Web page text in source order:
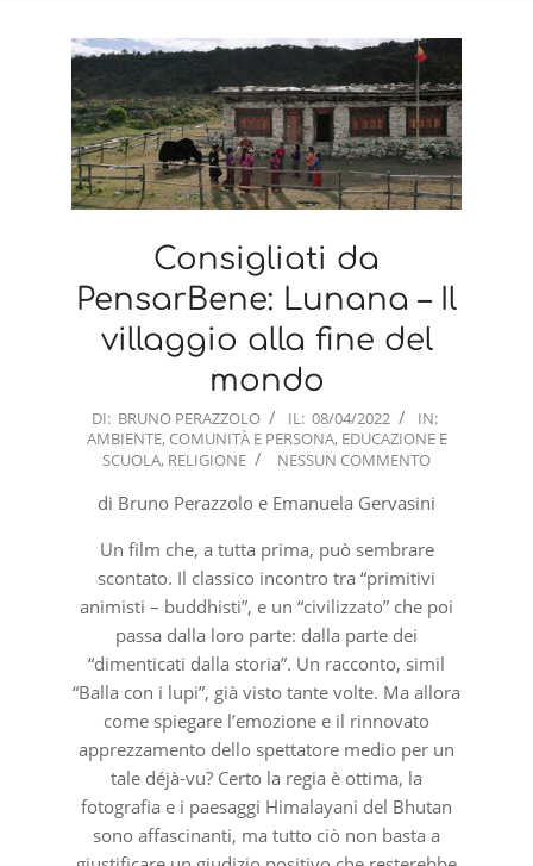
Consigliati da
PensarBene: Lunana – Il
villaggio alla fine del
mondo
2022-
04-
DI: BRUNO PERAZZOLO IL: 08/04/2022
IN:
AMBIENTE, COMUNITÀ E PERSONA, EDUCAZIONE E
SCUOLA, RELIGIONE NESSUN COMMENTO
di Bruno Perazzolo e Emanuela Gervasini
Un film che, a tutta prima, può sembrare
scontato. Il classico incontro tra “primitivi
animisti – buddhisti”, e un “civilizzato” che poi
passa dalla loro parte: dalla parte dei
“dimenticati dalla storia”. Un racconto, simil
“Balla con i lupi”, già visto tante volte. Ma allora
come spiegare l’emozione e il rinnovato
apprezzamento dello spettatore medio per un
tale déjà-vu? Certo la regia è ottima, la
fotografia e i paesaggi Himalayani del Bhutan
sono affascinanti, ma tutto ciò non basta a